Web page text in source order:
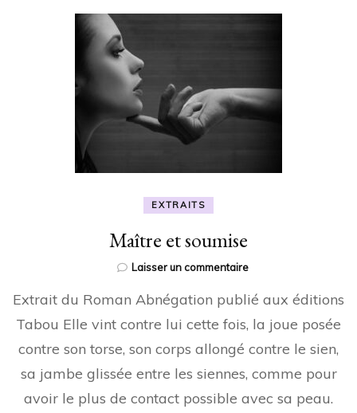
EXTRAITS
Maître et soumise
Laisser un commentairesur
et
Extrait du Roman Abnégation publié aux éditions
Tabou Elle vint contre lui cette fois, la joue posée
contre son torse, son corps allongé contre le sien,
sa jambe glissée entre les siennes, comme pour
avoir le plus de contact possible avec sa peau.